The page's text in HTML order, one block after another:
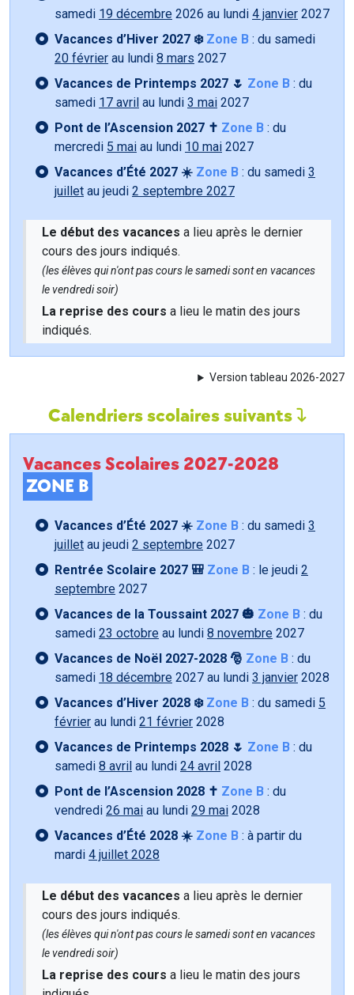
samedi 19 décembre 2026 au lundi 4 janvier 2027
Vacances d’Hiver 2027 ❄️ Zone B : du samedi
20 février au lundi 8 mars 2027
Vacances de Printemps 2027 🌷 Zone B : du
samedi 17 avril au lundi 3 mai 2027
Pont de l’Ascension 2027 ✝️ Zone B : du
mercredi 5 mai au lundi 10 mai 2027
Vacances d’Été 2027 ☀️ Zone B : du samedi 3
juillet au jeudi 2 septembre 2027
Le début des vacances a lieu après le dernier
cours des jours indiqués.
(les élèves qui n'ont pas cours le samedi sont en vacances
le vendredi soir)
La reprise des cours a lieu le matin des jours
indiqués.
Version tableau 2026-2027
Calendriers scolaires suivants
Vacances Scolaires 2027-2028
ZONE B
Vacances d’Été 2027 ☀️ Zone B : du samedi 3
juillet au jeudi 2 septembre 2027
Rentrée Scolaire 2027 🎒 Zone B : le jeudi 2
septembre 2027
Vacances de la Toussaint 2027 🎃 Zone B : du
samedi 23 octobre au lundi 8 novembre 2027
Vacances de Noël 2027-2028 🎅 Zone B : du
samedi 18 décembre 2027 au lundi 3 janvier 2028
Vacances d’Hiver 2028 ❄️ Zone B : du samedi 5
février au lundi 21 février 2028
Vacances de Printemps 2028 🌷 Zone B : du
samedi 8 avril au lundi 24 avril 2028
Pont de l’Ascension 2028 ✝️ Zone B : du
vendredi 26 mai au lundi 29 mai 2028
Vacances d’Été 2028 ☀️ Zone B : à partir du
mardi 4 juillet 2028
Le début des vacances a lieu après le dernier
cours des jours indiqués.
(les élèves qui n'ont pas cours le samedi sont en vacances
le vendredi soir)
La reprise des cours a lieu le matin des jours